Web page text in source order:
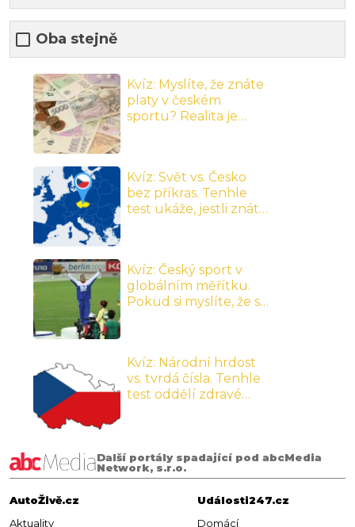
Oba stejně
Kvíz: Myslíte, že znáte
platy v českém
sportu? Realita je
Kvíz: Svět vs. Česko
bez příkras. Tenhle
test ukáže, jestli znáte
nebo jen fandíte
podle pocitu
Kvíz: Český sport v
globálním měřítku.
Pokud si myslíte, že se
bez milosti
Kvíz: Národní hrdost
vs. tvrdá čísla. Tenhle
test oddělí zdravé
Další portály spadající pod abcMedia
Network, s.r.o.
AutoŽivě.cz
Aktuality
Události247.cz
Domácí